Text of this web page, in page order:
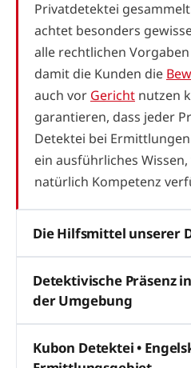
Privatdetektei
achtet besonders
alle rechtlichen
damit die Kunden die
auch vor Gericht nutzen
garantieren, dass jeder
Detektei bei
ein ausführliches
natürlich Kompetenz
Die Hilfsmittel unserer
Detektivische Präsenz
der Umgebung
Kubon Detektei •